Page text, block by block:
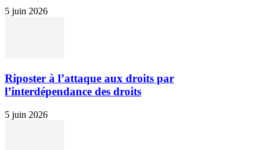
5 juin 2026
Riposter à l’attaque aux droits par
l’interdépendance des droits
5 juin 2026